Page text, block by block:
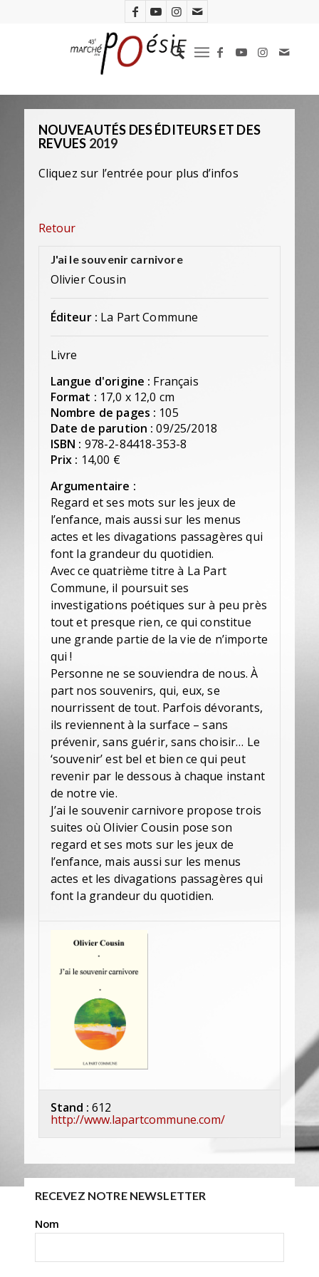
NOUVEAUTÉS DES ÉDITEURS ET DES
REVUES 2019
Cliquez sur l’entrée pour plus d’infos
Retour
J'ai le souvenir carnivore
Olivier Cousin
Éditeur : La Part Commune
Livre
Langue d'origine : Français
Format : 17,0 x 12,0 cm
Nombre de pages : 105
Date de parution : 09/25/2018
ISBN : 978-2-84418-353-8
Prix : 14,00 €
Argumentaire :
Regard et ses mots sur les jeux de
l’enfance, mais aussi sur les menus
actes et les divagations passagères qui
font la grandeur du quotidien.
Avec ce quatrième titre à La Part
Commune, il poursuit ses
investigations poétiques sur à peu près
tout et presque rien, ce qui constitue
une grande partie de la vie de n’importe
qui !
Personne ne se souviendra de nous. À
part nos souvenirs, qui, eux, se
nourrissent de tout. Parfois dévorants,
ils reviennent à la surface – sans
prévenir, sans guérir, sans choisir… Le
‘souvenir’ est bel et bien ce qui peut
revenir par le dessous à chaque instant
de notre vie.
J’ai le souvenir carnivore propose trois
suites où Olivier Cousin pose son
regard et ses mots sur les jeux de
l’enfance, mais aussi sur les menus
actes et les divagations passagères qui
font la grandeur du quotidien.
Stand : 612
http://www.lapartcommune.com/
RECEVEZ NOTRE NEWSLETTER
Nom